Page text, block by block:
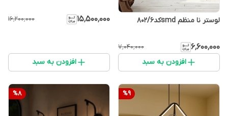
لوستر نا منظم smdکد۸۰۲/۶
۶٬۶۰۰٬۰۰۰ ۷٬۰۴۰٬۰۰۰
افزودن به سبد
۱۵٬۵۰۰٬۰۰۰ ۱۶٬۲۰۰٬۰۰۰
افزودن به سبد
%9
%8